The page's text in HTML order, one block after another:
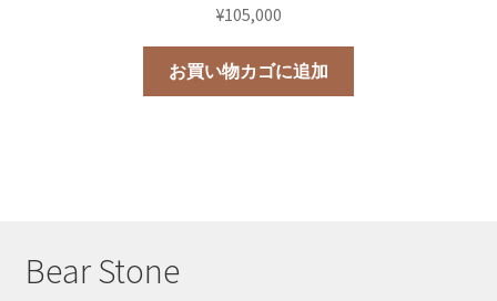
¥105,000
お買い物カゴに追加
Bear Stone